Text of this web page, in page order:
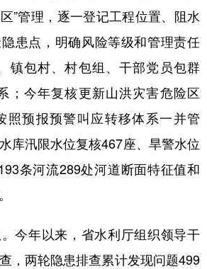
”管理，逐一登记工程位置、阻水
患点，明确风险等级和管理责任
镇包村、村包组、干部党员包群
；今年复核更新山洪灾害危险区
照预报预警叫应转移体系一并管
库汛限水位复核467座、旱警水位
条河流289处河道断面特征值和
年以来，省水利厅组织领导干
，两轮隐患排查累计发现问题499